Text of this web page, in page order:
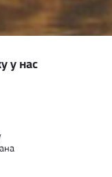
у нас